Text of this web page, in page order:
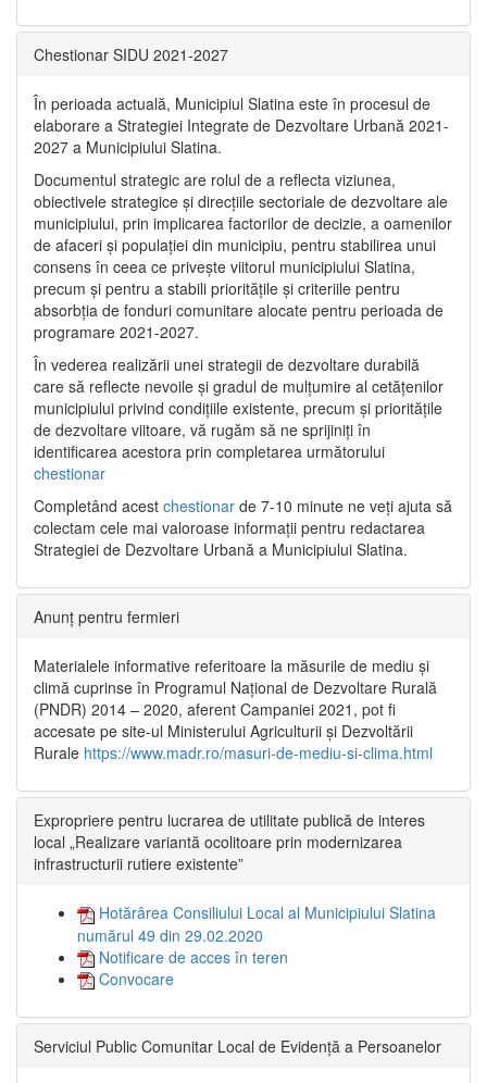
Chestionar SIDU 2021-2027
În perioada actuală, Municipiul Slatina este în procesul de
elaborare a Strategiei Integrate de Dezvoltare Urbană 2021‐
2027 a Municipiului Slatina.
Documentul strategic are rolul de a reflecta viziunea,
obiectivele strategice și direcțiile sectoriale de dezvoltare ale
municipiului, prin implicarea factorilor de decizie, a oamenilor
de afaceri și populației din municipiu, pentru stabilirea unui
consens în ceea ce privește viitorul municipiului Slatina,
precum și pentru a stabili prioritățile și criteriile pentru
absorbția de fonduri comunitare alocate pentru perioada de
programare 2021-2027.
În vederea realizării unei strategii de dezvoltare durabilă
care să reflecte nevoile și gradul de mulțumire al cetățenilor
municipiului privind condițiile existente, precum și prioritățile
de dezvoltare viitoare, vă rugăm să ne sprijiniți în
identificarea acestora prin completarea următorului
chestionar
Completând acest chestionar de 7-10 minute ne veți ajuta să
colectam cele mai valoroase informații pentru redactarea
Strategiei de Dezvoltare Urbană a Municipiului Slatina.
Anunț pentru fermieri
Materialele informative referitoare la măsurile de mediu și
climă cuprinse în Programul Național de Dezvoltare Rurală
(PNDR) 2014 – 2020, aferent Campaniei 2021, pot fi
accesate pe site-ul Ministerului Agriculturii și Dezvoltării
Rurale https://www.madr.ro/masuri-de-mediu-si-clima.html
Expropriere pentru lucrarea de utilitate publică de interes
local „Realizare variantă ocolitoare prin modernizarea
infrastructurii rutiere existente”
Hotărârea Consiliului Local al Municipiului Slatina
numărul 49 din 29.02.2020
Notificare de acces în teren
Convocare
Serviciul Public Comunitar Local de Evidență a Persoanelor